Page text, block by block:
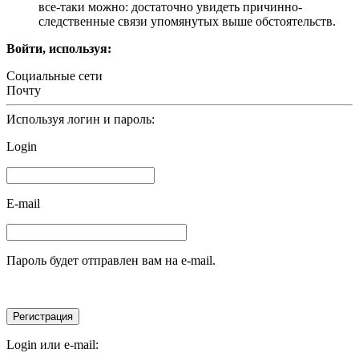
все-таки можно: достаточно увидеть причинно-
следственные связи упомянутых выше обстоятельств.
Войти, используя:
Социальные сети
Почту
Используя логин и пароль:
Login
E-mail
Пароль будет отправлен вам на e-mail.
Login или e-mail: